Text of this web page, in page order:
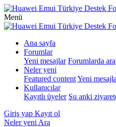
Menü
Ana sayfa
Forumlar
Yeni mesajlar Forumlarda ara
Neler yeni
Featured contentYeni
Kullanıcılar
Kayıtlı üyeler Şu anki
Giriş yap Kayıt ol
Neler yeni Ara